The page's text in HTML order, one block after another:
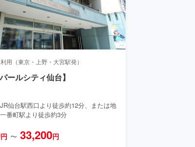
用（東京・上野・大宮駅発）
ールシティ仙台】
仙台駅西口より徒歩約12分、または地
番町駅より徒歩約3分
円 〜 33,200円